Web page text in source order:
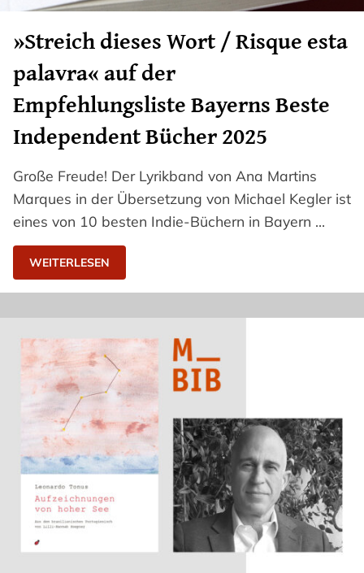
»Streich dieses Wort / Risque esta
palavra« auf der
Empfehlungsliste Bayerns Beste
Independent Bücher 2025
Große Freude! Der Lyrikband von Ana Martins
Marques in der Übersetzung von Michael Kegler ist
eines von 10 besten Indie-Büchern in Bayern …
WEITERLESEN